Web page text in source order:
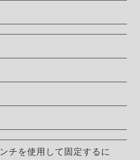
チを使用して固定するに